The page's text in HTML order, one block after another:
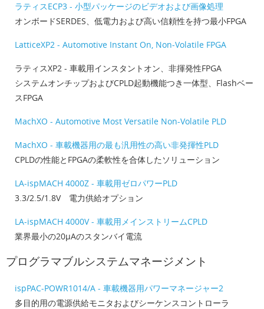
ラティスECP3 - 小型パッケージのビデオおよび画像処理
オンボードSERDES、低電力および高い信頼性を持つ最小FPGA
LatticeXP2 - Automotive Instant On, Non-Volatile FPGA
ラティスXP2 - 車載用インスタントオン、非揮発性FPGA
システムオンチップおよびCPLD起動機能つき一体型、Flashベー
スFPGA
MachXO - Automotive Most Versatile Non-Volatile PLD
MachXO - 車載機器用の最も汎用性の高い非発揮性PLD
CPLDの性能とFPGAの柔軟性を合体したソリューション
LA-ispMACH 4000Z - 車載用ゼロパワーPLD
3.3/2.5/1.8V 電力供給オプション
LA-ispMACH 4000V - 車載用メインストリームCPLD
業界最小の20µAのスタンバイ電流
プログラマブルシステムマネージメント
ispPAC-POWR1014/A - 車載機器用パワーマネージャー2
多目的用の電源供給モニタおよびシーケンスコントローラ